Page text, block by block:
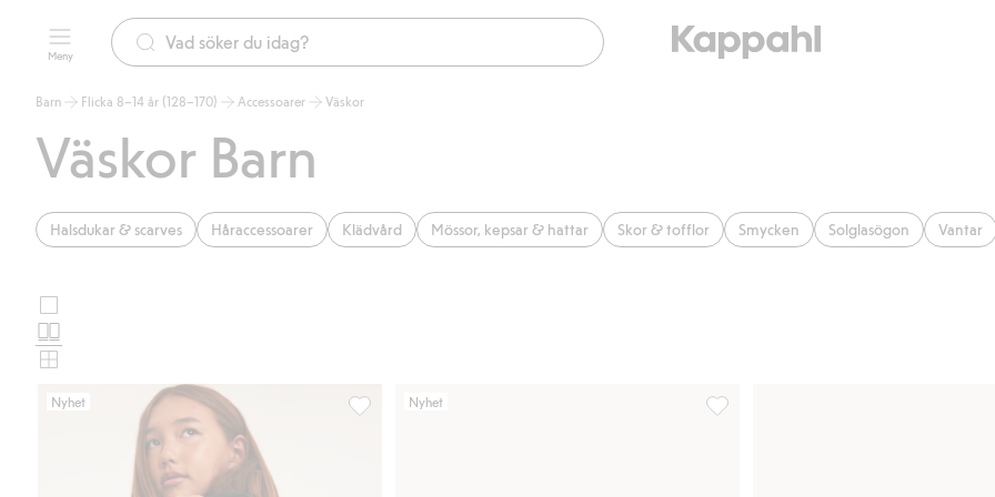
Meny
Barn Flicka 8–14 år (128–170) Accessoarer Väskor
Väskor Barn
Halsdukar & scarves Håraccessoarer Klädvård Mössor, kepsar & hattar Skor & tofflor Smycken Solglasögon Vantar
Välj
produktkortslayout
Nyhet Nyhet